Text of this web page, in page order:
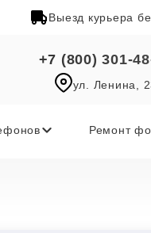
Выезд курьера
+7 (800) 301-
ул. Ленина,
Ремонт